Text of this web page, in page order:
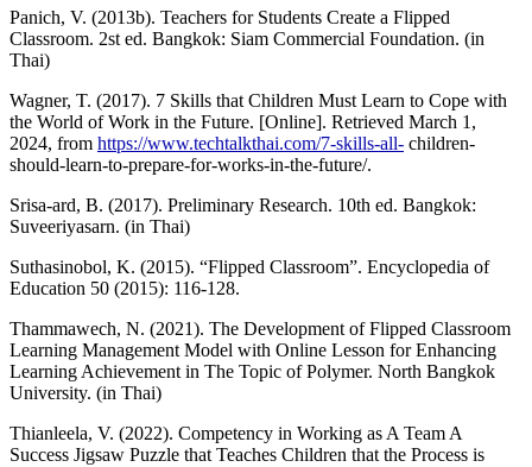
Panich, V. (2013b). Teachers for Students Create a Flipped
Classroom. 2st ed. Bangkok: Siam Commercial Foundation. (in
Thai)
Wagner, T. (2017). 7 Skills that Children Must Learn to Cope with
the World of Work in the Future. [Online]. Retrieved March 1,
2024, from https://www.techtalkthai.com/7-skills-all- children-
should-learn-to-prepare-for-works-in-the-future/.
Srisa-ard, B. (2017). Preliminary Research. 10th ed. Bangkok:
Suveeriyasarn. (in Thai)
Suthasinobol, K. (2015). “Flipped Classroom”. Encyclopedia of
Education 50 (2015): 116-128.
Thammawech, N. (2021). The Development of Flipped Classroom
Learning Management Model with Online Lesson for Enhancing
Learning Achievement in The Topic of Polymer. North Bangkok
University. (in Thai)
Thianleela, V. (2022). Competency in Working as A Team A
Success Jigsaw Puzzle that Teaches Children that the Process is